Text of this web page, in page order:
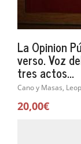
La Opinion
verso. Voz
tres actos...
Cano y Masas,
20,00€